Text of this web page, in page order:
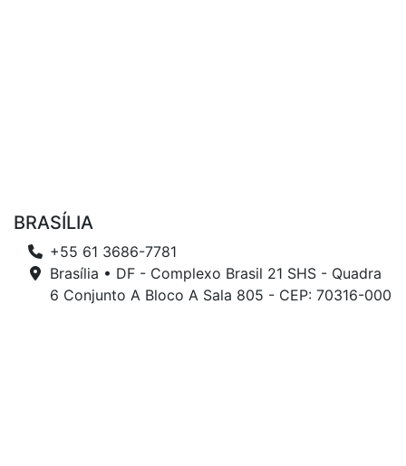
BRASÍLIA
+55 61 3686-7781
Brasília • DF - Complexo Brasil 21 SHS - Quadra
6 Conjunto A Bloco A Sala 805 - CEP: 70316-000